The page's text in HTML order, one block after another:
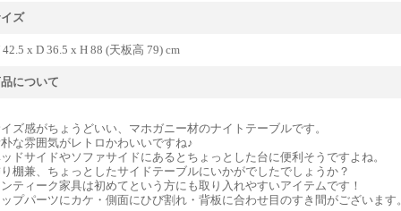
ズ
42.5 x D 36.5 x H 88 (天板高 79) cm
について
ズ感がちょうどいい、マホガニー材のナイトテーブルです。
な雰囲気がレトロかわいいですね♪
ドサイドやソファサイドにあるとちょっとした台に便利そうですよね。
棚兼、ちょっとしたサイドテーブルにいかがでしたでしょうか？
ティーク家具は初めてという方にも取り入れやすいアイテムです！
プパーツにカケ・側面にひび割れ・背板に合わせ目のすき間がございます